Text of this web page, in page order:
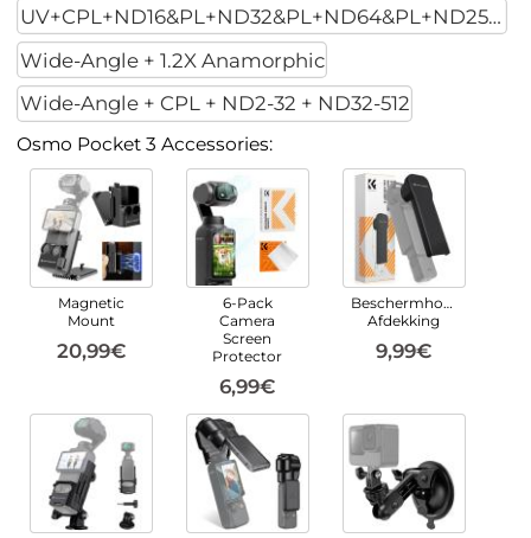
UV+CPL+ND16&PL+ND32&PL+ND64&PL+ND256PL
Wide-Angle + 1.2X Anamorphic
Wide-Angle + CPL + ND2-32 + ND32-512
Osmo Pocket 3 Accessories:
Magnetic
Mount
20,99€
6-Pack
Camera
Screen
Protector
6,99€
Beschermhoes
Afdekking
9,99€